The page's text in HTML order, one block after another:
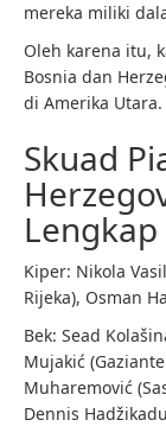
mereka miliki
Oleh karena itu,
Bosnia dan
di Amerika Utara.
Skuad
Lengkap
Kiper: Nikola
Rijeka), Osman
Bek: Sead
Mujakić
Muharemović
Dennis